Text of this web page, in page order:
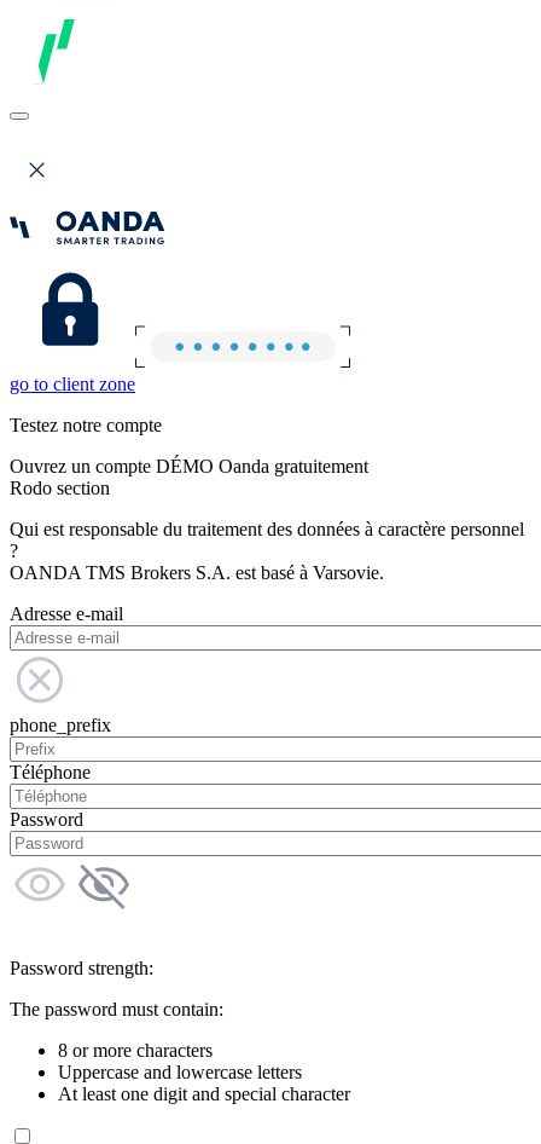
go to client zone
Testez notre compte
Ouvrez un compte DÉMO Oanda gratuitement
Rodo section
Qui est responsable du traitement des données à caractère personnel
?
OANDA TMS Brokers S.A. est basé à Varsovie.
Adresse e-mail
phone_prefix
Téléphone
Password
Password strength:
The password must contain:
8 or more characters
Uppercase and lowercase letters
At least one digit and special character